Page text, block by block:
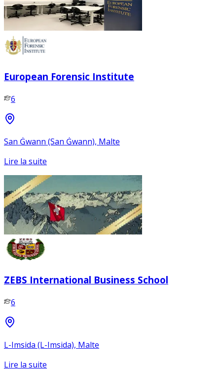
European Forensic Institute
6
San Ġwann (San Ġwann), Malte
Lire la suite
ZEBS International Business School
6
L-Imsida (L-Imsida), Malte
Lire la suite